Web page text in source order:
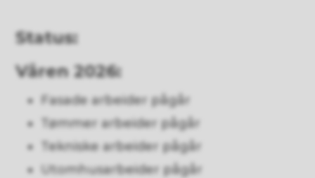
Status:
Våren 2026:
Fasade arbeider pågår
Tømmer arbeider pågår
Tekniske arbeider pågår
Utomhusarbeider pågår